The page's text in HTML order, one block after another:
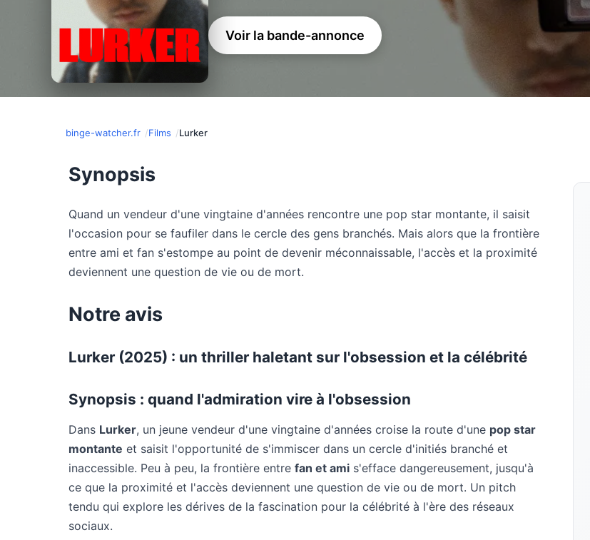
Voir la bande-annonce
binge-watcher.fr Films Lurker
Synopsis
Quand un vendeur d'une vingtaine d'années rencontre une pop star montante, il saisit
l'occasion pour se faufiler dans le cercle des gens branchés. Mais alors que la frontière
entre ami et fan s'estompe au point de devenir méconnaissable, l'accès et la proximité
deviennent une question de vie ou de mort.
Notre avis
Lurker (2025) : un thriller haletant sur l'obsession et la célébrité
Synopsis : quand l'admiration vire à l'obsession
Dans Lurker, un jeune vendeur d'une vingtaine d'années croise la route d'une pop star
montante et saisit l'opportunité de s'immiscer dans un cercle d'initiés branché et
inaccessible. Peu à peu, la frontière entre fan et ami s'efface dangereusement, jusqu'à
ce que la proximité et l'accès deviennent une question de vie ou de mort. Un pitch
tendu qui explore les dérives de la fascination pour la célébrité à l'ère des réseaux
sociaux.